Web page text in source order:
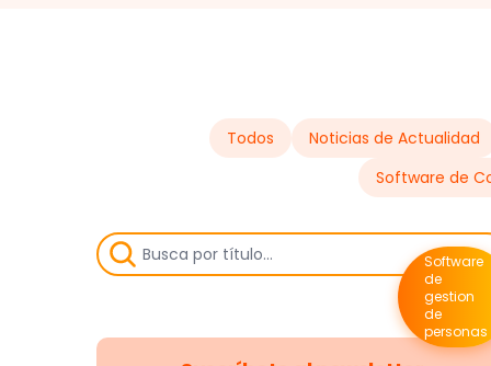
Todos Noticias de Actualidad
Software de
Software
de
gestion
de
personas